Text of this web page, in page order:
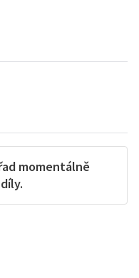
momentálně